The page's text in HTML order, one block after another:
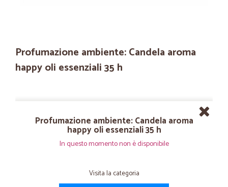
Profumazione ambiente: Candela aroma
happy oli essenziali 35 h
Profumazione ambiente: Candela aroma
happy oli essenziali 35 h
In questo momento non è disponibile
Visita la categoria